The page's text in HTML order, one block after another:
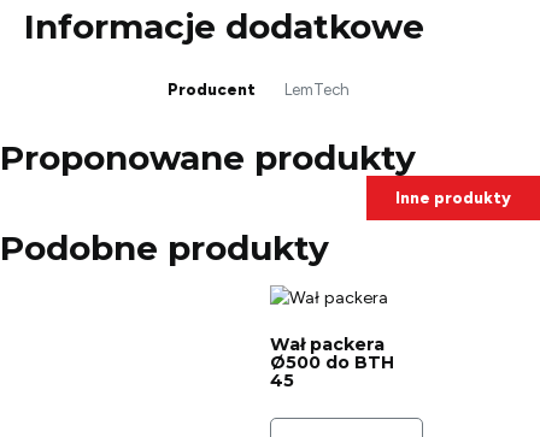
Informacje dodatkowe
Producent LemTech
Proponowane produkty
Inne produkty
Podobne produkty
Wał packera
Ø500 do BTH
45